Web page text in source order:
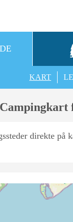
KART
Campingkart
direkte